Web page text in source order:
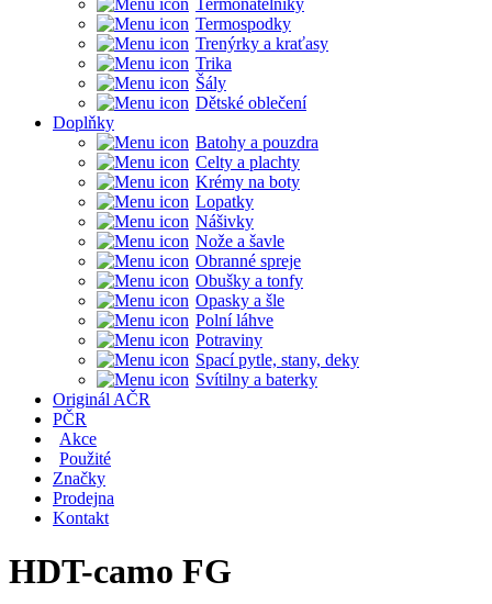
Termonátělníky
Termospodky
Trenýrky a kraťasy
Trika
Šály
Dětské oblečení
Doplňky
Batohy a pouzdra
Celty a plachty
Krémy na boty
Lopatky
Nášivky
Nože a šavle
Obranné spreje
Obušky a tonfy
Opasky a šle
Polní láhve
Potraviny
Spací pytle, stany, deky
Svítilny a baterky
Originál AČR
PČR
Akce
Použité
Značky
Prodejna
Kontakt
HDT-camo FG